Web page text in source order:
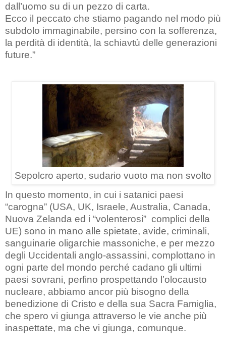
dall’uomo su di un pezzo di carta.
Ecco il peccato che stiamo pagando nel modo più
subdolo immaginabile, persino con la sofferenza,
la perdità di identità, la schiavtù delle generazioni
future.”
Sepolcro aperto, sudario vuoto ma non svolto
In questo momento, in cui i satanici paesi
“carogna” (USA, UK, Israele, Australia, Canada,
Nuova Zelanda ed i “volenterosi” complici della
UE) sono in mano alle spietate, avide, criminali,
sanguinarie oligarchie massoniche, e per mezzo
degli Uccidentali anglo-assassini, complottano in
ogni parte del mondo perché cadano gli ultimi
paesi sovrani, perfino prospettando l’olocausto
nucleare, abbiamo ancor più bisogno della
benedizione di Cristo e della sua Sacra Famiglia,
che spero vi giunga attraverso le vie anche più
inaspettate, ma che vi giunga, comunque.